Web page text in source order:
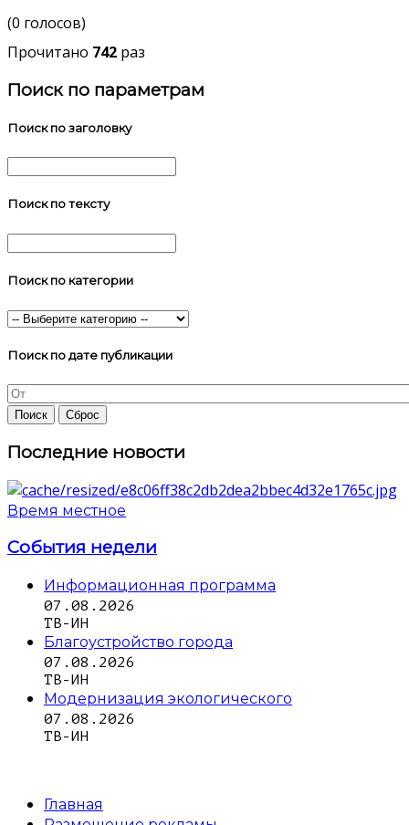
(0 голосов)
Прочитано 742 раз
Поиск по параметрам
Поиск по заголовку
Поиск по тексту
Поиск по категории
Поиск по дате публикации
Последние новости
Время местное
События недели
Информационная программа
07.08.2026
ТВ-ИН
Благоустройство города
07.08.2026
ТВ-ИН
Модернизация экологического
07.08.2026
ТВ-ИН
Главная